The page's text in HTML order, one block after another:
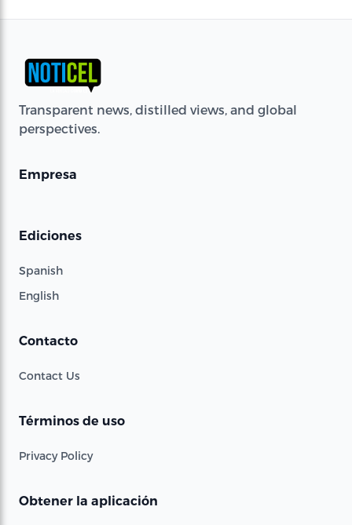
Transparent news, distilled views, and global
perspectives.
Empresa
Ediciones
Spanish
English
Contacto
Contact Us
Términos de uso
Privacy Policy
Obtener la aplicación